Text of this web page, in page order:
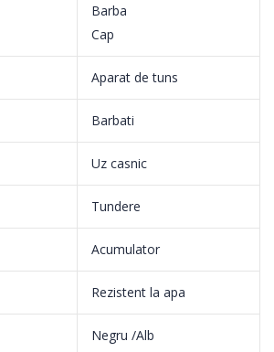
de zoom, puteti selecta si bloca lungimea
2 doi piepteni reglabili de la 3 mm la 28
1 mm. Pentru tunderea parului scurt sau
Barba
Cap
Aparat de tuns
Barbati
Uz casnic
Tundere
Acumulator
Rezistent la apa
Negru /Alb